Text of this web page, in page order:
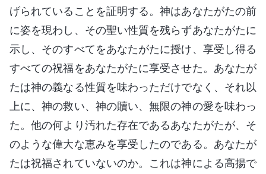
げられていることを証明する。神はあなたがたの前
に姿を現わし、その聖い性質を残らずあなたがたに
示し、そのすべてをあなたがたに授け、享受し得る
すべての祝福をあなたがたに享受させた。あなたが
たは神の義なる性質を味わっただけでなく、それ以
上に、神の救い、神の贖い、無限の神の愛を味わっ
た。他の何より汚れた存在であるあなたがたが、そ
のような偉大な恵みを享受したのである。あなたが
たは祝福されていないのか。これは神による高揚で